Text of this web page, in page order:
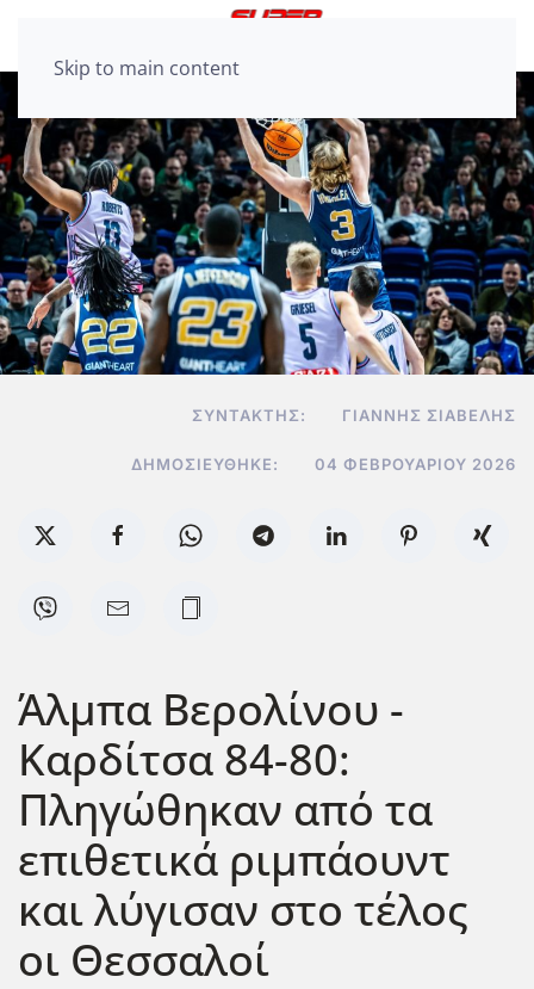
Skip to main content
ΣΥΝΤΆΚΤΗΣ: ΓΙΆΝΝΗΣ ΣΙΑΒΕΛΉΣ
ΔΗΜΟΣΙΕΎΘΗΚΕ: 04 ΦΕΒΡΟΥΑΡΊΟΥ 2026
Άλμπα Βερολίνου -
Καρδίτσα 84-80:
Πληγώθηκαν από τα
επιθετικά ριμπάουντ
και λύγισαν στο τέλος
οι Θεσσαλοί